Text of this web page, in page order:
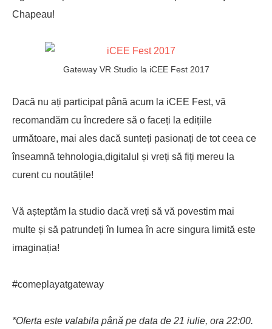
Chapeau!
Gateway VR Studio la iCEE Fest 2017
Dacă nu ați participat până acum la iCEE Fest, vă
recomandăm cu încredere să o faceți la edițiile
următoare, mai ales dacă sunteți pasionați de tot ceea ce
înseamnă tehnologia,digitalul și vreți să fiți mereu la
curent cu noutățile!
Vă așteptăm la studio dacă vreți să vă povestim mai
multe și să patrundeți în lumea în acre singura limită este
imaginația!
#comeplayatgateway
*Oferta este valabila până pe data de 21 iulie, ora 22:00.